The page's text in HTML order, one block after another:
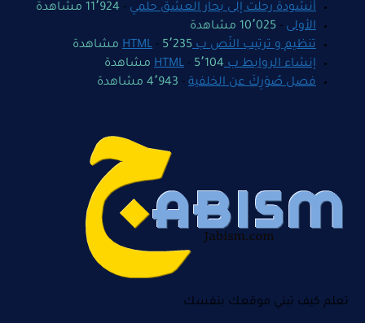
أنشودة رحلت إلى بحار العشق حلمي - 11٬924 مشاهدة
الأولى - 10٬025 مشاهدة
تنظيم و ترتيب النّص ب HTML
- 5٬235 مشاهدة
إنشاء الروابط ب HTML
- 5٬104 مشاهدة
فصل صُوَرِكَ عن الخلفية - 4٬943 مشاهدة
تعلم كيف تبني موقعك بنفسك